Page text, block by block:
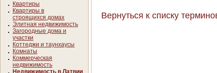
Квартиры
Квартиры в
строящихся домах
Элитная недвижимость
Загородные дома и
участки
Коттеджи и таунхаусы
Комнаты
Коммерческая
недвижимость
Недвижимость в Латвии
Вернуться к списку